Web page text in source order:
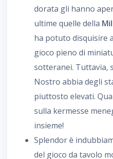
dorata gli hanno
ultime quelle della
ha potuto disquisire
gioco pieno di
sotteranei. Tuttavia,
Nostro abbia degli
piuttosto elevati.
sulla kermesse
insieme!
Splendor è
del gioco da tavolo